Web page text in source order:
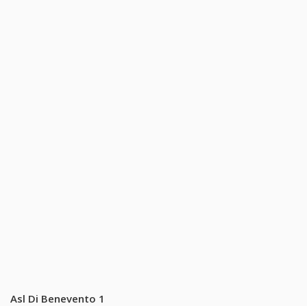
Asl Di Benevento 1